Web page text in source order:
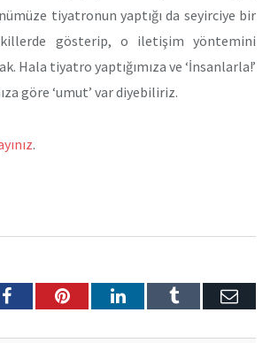
tiyatronun yaptığı da seyirciye bir
gösterip, o iletişim yöntemini
Hala tiyatro yaptığımıza ve ‘İnsanlarla!’
göre ‘umut’ var diyebiliriz.
.
FacebookPinterestLinkedInTumblr E-